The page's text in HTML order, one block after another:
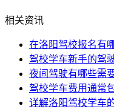
相关资讯
在洛阳驾校报名有
驾校学车新手的驾
夜间驾驶有哪些需
驾校学车费用通常
详解洛阳驾校学车